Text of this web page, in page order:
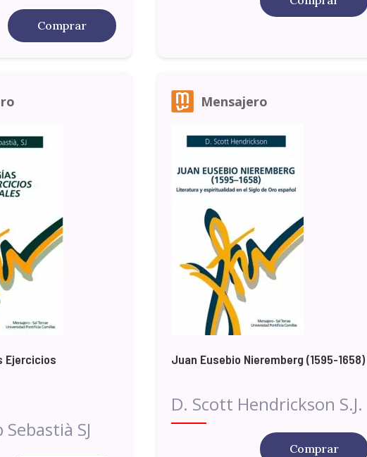
Comprar
Ejercicios
SJ
Mensajero
Juan Eusebio Nieremberg (1595-1658)
D. Scott Hendrickson S.J.
Comprar